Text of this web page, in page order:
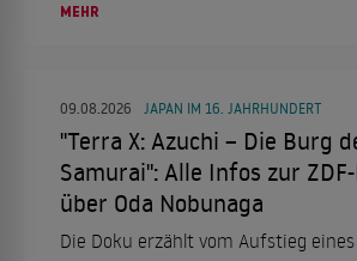
MEHR
09.08.2026 JAPAN IM 16. JAHRHUNDERT
"Terra X: Azuchi – Die Burg
Samurai": Alle Infos zur
über Oda Nobunaga
Die Doku erzählt vom Aufstieg